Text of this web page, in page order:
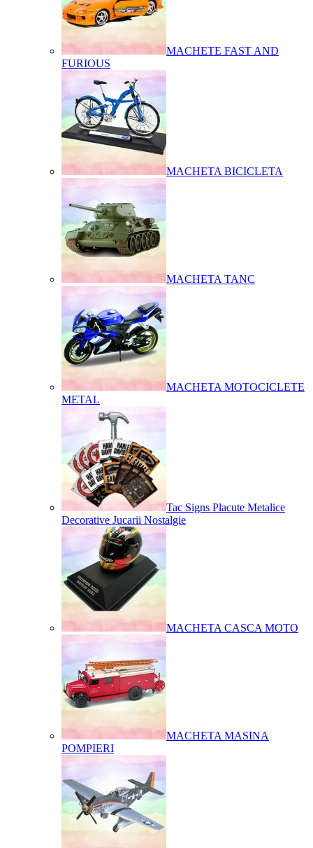
MACHETE FAST AND
FURIOUS
MACHETA BICICLETA
MACHETA TANC
MACHETA MOTOCICLETE
METAL
Tac Signs Placute Metalice
Decorative Jucarii Nostalgie
MACHETA CASCA MOTO
MACHETA MASINA
POMPIERI